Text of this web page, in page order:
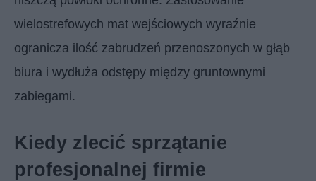
wielostrefowych mat wejściowych wyraźnie
ogranicza ilość zabrudzeń przenoszonych w głąb
biura i wydłuża odstępy między gruntownymi
zabiegami.
Kiedy zlecić sprzątanie
profesjonalnej firmie